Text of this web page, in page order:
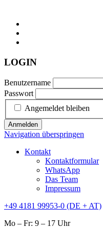
LOGIN
Benutzername
Passwort
Angemeldet bleiben
Anmelden
Navigation überspringen
Kontakt
Kontaktformular
WhatsApp
Das Team
Impressum
+49 4181 99953-0 (DE + AT)
Mo – Fr: 9 – 17 Uhr